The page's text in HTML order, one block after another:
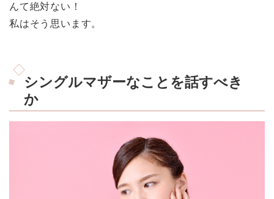
んて絶対ない！
私はそう思います。
シングルマザーなことを話すべき
か